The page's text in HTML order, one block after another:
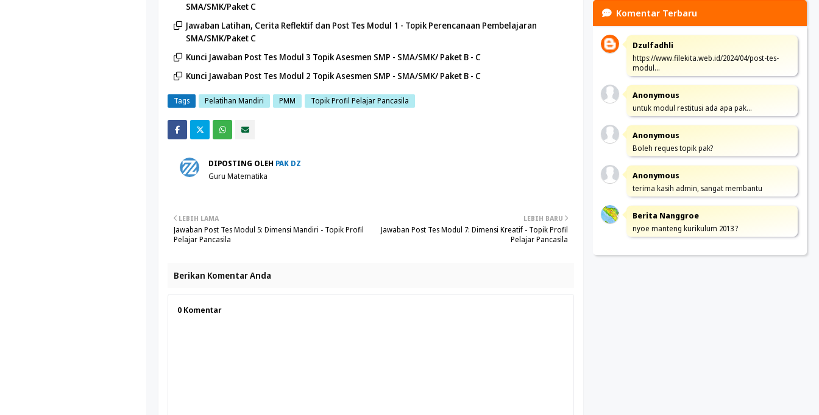
SMA/SMK/Paket C
Jawaban Latihan, Cerita Reflektif dan Post Tes Modul 1 - Topik Perencanaan Pembelajaran
SMA/SMK/Paket C
Kunci Jawaban Post Tes Modul 3 Topik Asesmen SMP - SMA/SMK/ Paket B - C
Kunci Jawaban Post Tes Modul 2 Topik Asesmen SMP - SMA/SMK/ Paket B - C
Tags Pelatihan Mandiri PMM Topik Profil Pelajar Pancasila
book
er
DIPOSTING OLEH PAK DZ
Guru Matematika
LEBIH BARU
Jawaban Post Tes Modul 7: Dimensi Kreatif - Topik Profil
Pelajar Pancasila
LEBIH LAMA
Jawaban Post Tes Modul 5: Dimensi Mandiri - Topik Profil
Pelajar Pancasila
Berikan Komentar Anda
0 Komentar
Komentar Terbaru
Dzulfadhli
https://www.filekita.web.id/2024/04/post-tes-
modul…
Anonymous
untuk modul restitusi ada apa pak...
Anonymous
Boleh reques topik pak?
Anonymous
terima kasih admin, sangat membantu
Berita Nanggroe
nyoe manteng kurikulum 2013 ?